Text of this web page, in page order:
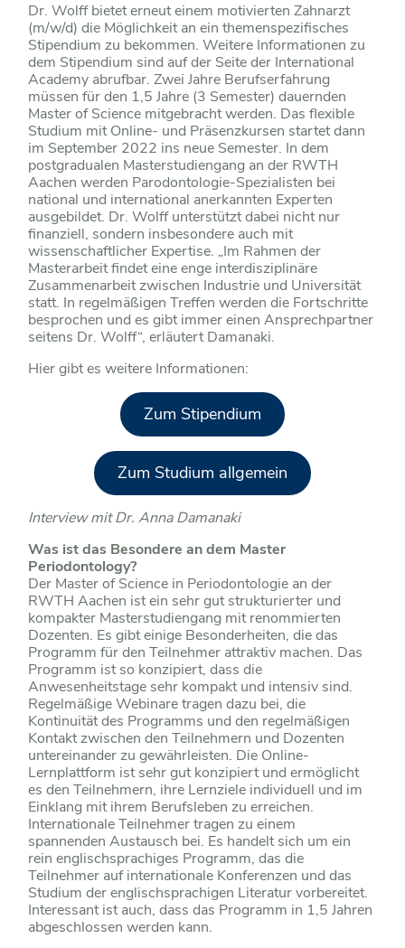
Dr. Wolff bietet erneut einem motivierten Zahnarzt
(m/w/d) die Möglichkeit an ein themenspezifisches
Stipendium zu bekommen. Weitere Informationen zu
dem Stipendium sind auf der Seite der International
Academy abrufbar. Zwei Jahre Berufserfahrung
müssen für den 1,5 Jahre (3 Semester) dauernden
Master of Science mitgebracht werden. Das flexible
Studium mit Online- und Präsenzkursen startet dann
im September 2022 ins neue Semester. In dem
postgradualen Masterstudiengang an der RWTH
Aachen werden Parodontologie-Spezialisten bei
national und international anerkannten Experten
ausgebildet. Dr. Wolff unterstützt dabei nicht nur
finanziell, sondern insbesondere auch mit
wissenschaftlicher Expertise. „Im Rahmen der
Masterarbeit findet eine enge interdisziplinäre
Zusammenarbeit zwischen Industrie und Universität
statt. In regelmäßigen Treffen werden die Fortschritte
besprochen und es gibt immer einen Ansprechpartner
seitens Dr. Wolff“, erläutert Damanaki.
Hier gibt es weitere Informationen:
Zum Stipendium
Zum Studium allgemein
Interview mit Dr. Anna Damanaki
Was ist das Besondere an dem Master
Periodontology?
Der Master of Science in Periodontologie an der
RWTH Aachen ist ein sehr gut strukturierter und
kompakter Masterstudiengang mit renommierten
Dozenten. Es gibt einige Besonderheiten, die das
Programm für den Teilnehmer attraktiv machen. Das
Programm ist so konzipiert, dass die
Anwesenheitstage sehr kompakt und intensiv sind.
Regelmäßige Webinare tragen dazu bei, die
Kontinuität des Programms und den regelmäßigen
Kontakt zwischen den Teilnehmern und Dozenten
untereinander zu gewährleisten. Die Online-
Lernplattform ist sehr gut konzipiert und ermöglicht
es den Teilnehmern, ihre Lernziele individuell und im
Einklang mit ihrem Berufsleben zu erreichen.
Internationale Teilnehmer tragen zu einem
spannenden Austausch bei. Es handelt sich um ein
rein englischsprachiges Programm, das die
Teilnehmer auf internationale Konferenzen und das
Studium der englischsprachigen Literatur vorbereitet.
Interessant ist auch, dass das Programm in 1,5 Jahren
abgeschlossen werden kann.